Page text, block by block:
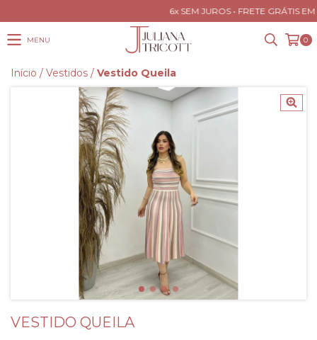
6x SEM JUROS • FRETE GRÁTIS
MENU 0
Início / Vestidos / Vestido Queila
VESTIDO QUEILA